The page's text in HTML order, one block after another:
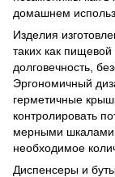
домашнем
Изделия
таких как пищевой
долговечность,
Эргономичный
герметичные
контролировать
мерными шкалами,
необходимое
Диспенсеры и